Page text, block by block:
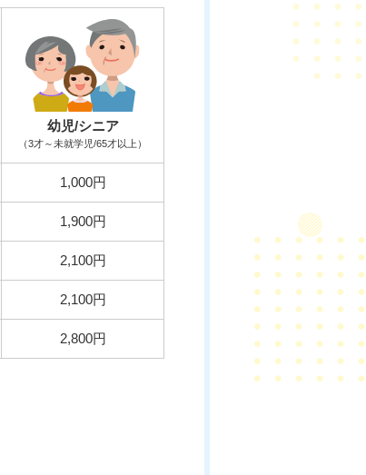
幼児/シニア
（3才～未就学児/65才以上）
1,000円
1,900円
2,100円
2,100円
2,800円